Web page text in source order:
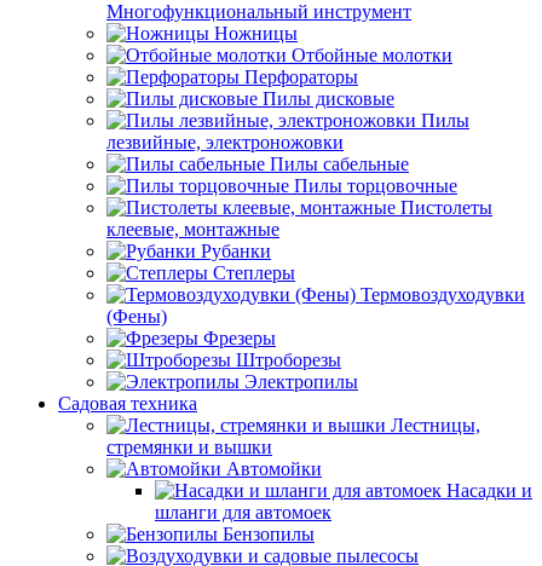
Многофункциональный инструмент
Ножницы
Отбойные молотки
Перфораторы
Пилы дисковые
Пилы
лезвийные, электроножовки
Пилы сабельные
Пилы торцовочные
Пистолеты
клеевые, монтажные
Рубанки
Степлеры
Термовоздуходувки
(Фены)
Фрезеры
Штроборезы
Электропилы
Садовая техника
Лестницы,
стремянки и вышки
Автомойки
Насадки и
шланги для автомоек
Бензопилы